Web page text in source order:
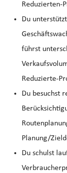
Reduzierten-
Du
führst
Reduzierte-
Du besuchst
Planung/
Du schulst